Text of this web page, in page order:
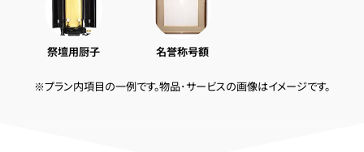
祭壇用厨子 名誉称号額
※プラン内項目の一例です。物品･サービスの画像はイメージです。